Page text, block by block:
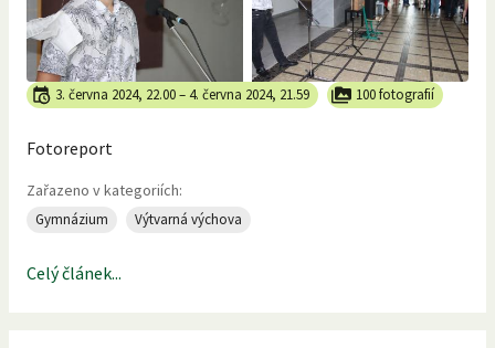
3. června 2024, 22.00–4. června 2024, 21.59 100 fotografií
Fotoreport
Zařazeno v kategoriích:
Gymnázium Výtvarná výchova
Celý článek...